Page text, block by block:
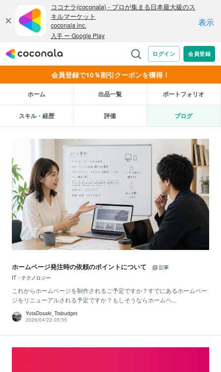
会員登録で10％割引クーポンを獲得！
ホーム 出品一覧 ポートフォリオ
スキル・経歴 評価 ブログ
ホームページ発注時の依頼のポイントについて
記事
IT・テクノロジー
これからホームページを制作されるご予定ですか？すでにあるホームペー
ジをリニューアルされる予定ですか？もしそうならホームペ...
YutaDosaki_Trabudget
2026/04/22 05:55